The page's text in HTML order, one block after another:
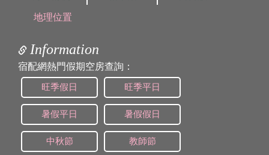
地理位置
Information
宿配網熱門假期空房查詢：
旺季假日 旺季平日
暑假平日 暑假假日
中秋節 教師節